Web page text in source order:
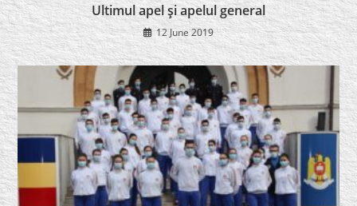
Ultimul apel şi apelul general
12 June 2019